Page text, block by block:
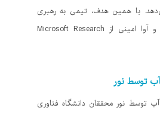
با همین هدف، تیمی به رهبری
سانگیتا باتیا از MIT و آوا امینی از Microsoft Research
توسط نور
توسط نور محققان دانشگاه فناوری